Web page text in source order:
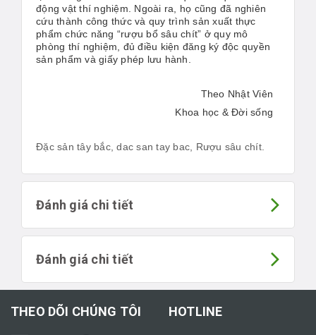
động vật thí nghiệm. Ngoài ra, họ cũng đã nghiên
cứu thành công thức và quy trình sản xuất thực
phẩm chức năng “rượu bổ sâu chít” ở quy mô
phòng thí nghiệm, đủ điều kiện đăng ký độc quyền
sản phẩm và giấy phép lưu hành.
Theo Nhật Viên
Khoa học & Đời sống
Đặc sản tây bắc, dac san tay bac, Rượu sâu chít.
Đánh giá chi tiết
Đánh giá chi tiết
THEO DÕI CHÚNG TÔI HOTLINE